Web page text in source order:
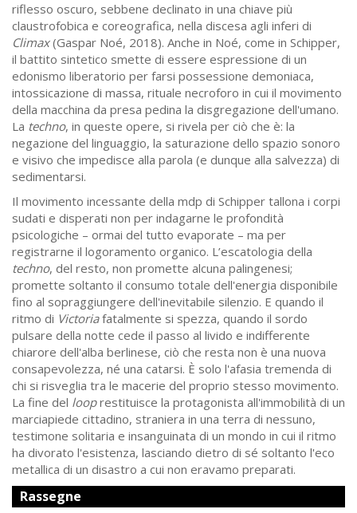
riflesso oscuro, sebbene declinato in una chiave più
claustrofobica e coreografica, nella discesa agli inferi di
Climax(Gaspar Noé, 2018). Anche in Noé, come in Schipper,
il battito sintetico smette di essere espressione di un
edonismo liberatorio per farsi possessione demoniaca,
intossicazione di massa, rituale necroforo in cui il movimento
della macchina da presa pedina la disgregazione dell'umano.
La techno, in queste opere, si rivela per ciò che è: la
negazione del linguaggio, la saturazione dello spazio sonoro
e visivo che impedisce alla parola (e dunque alla salvezza) di
sedimentarsi.
Il movimento incessante della mdp di Schipper tallona i corpi
sudati e disperati non per indagarne le profondità
psicologiche – ormai del tutto evaporate – ma per
registrarne il logoramento organico. L’escatologia della
techno, del resto, non promette alcuna palingenesi;
promette soltanto il consumo totale dell'energia disponibile
fino al sopraggiungere dell'inevitabile silenzio. E quando il
ritmo di Victoriafatalmente si spezza, quando il sordo
pulsare della notte cede il passo al livido e indifferente
chiarore dell'alba berlinese, ciò che resta non è una nuova
consapevolezza, né una catarsi. È solo l'afasia tremenda di
chi si risveglia tra le macerie del proprio stesso movimento.
La fine del looprestituisce la protagonista all'immobilità di un
marciapiede cittadino, straniera in una terra di nessuno,
testimone solitaria e insanguinata di un mondo in cui il ritmo
ha divorato l'esistenza, lasciando dietro di sé soltanto l'eco
metallica di un disastro a cui non eravamo preparati.
Rassegne